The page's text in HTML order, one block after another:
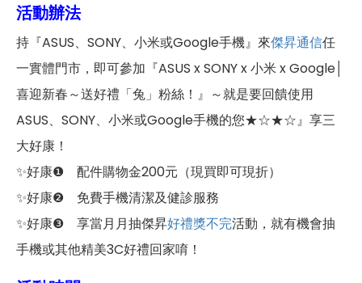
活動辦法
持『ASUS、SONY、小米或Google手機』來傑昇通信任
一實體門市，即可參加『ASUS x SONY x 小米 x Google│
喜迎新春～送好禮「兔」粉絲！』～就是要回饋使用
ASUS、SONY、小米或Google手機的您★☆★☆』享三
大好康！
✨好康❶ 配件購物金200元（現買即可現折）
✨好康❷ 免費手機清潔及健診服務
✨好康❸ 享當月月抽傑昇好禮獎不完活動，就有機會抽
手機或其他精美3C好禮回家唷！